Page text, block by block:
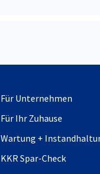
Für Unternehmen
Für Ihr Zuhause
Wartung +
KKR Spar-Check